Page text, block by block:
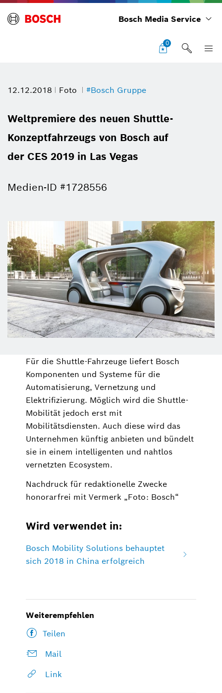
Bosch Media Service
0
12.12.2018 Foto #Bosch Gruppe
Weltpremiere des neuen Shuttle-
Konzeptfahrzeugs von Bosch auf
der CES 2019 in Las Vegas
Medien-ID #1728556
Für die Shuttle-Fahrzeuge liefert Bosch
Komponenten und Systeme für die
Automatisierung, Vernetzung und
Elektrifizierung. Möglich wird die Shuttle-
Mobilität jedoch erst mit
Mobilitätsdiensten. Auch diese wird das
Unternehmen künftig anbieten und bündelt
sie in einem intelligenten und nahtlos
vernetzten Ecosystem.
Nachdruck für redaktionelle Zwecke
honorarfrei mit Vermerk „Foto: Bosch“
Wird verwendet in:
Bosch Mobility Solutions behauptet
sich 2018 in China erfolgreich
Weiterempfehlen
Teilen
Mail
Link